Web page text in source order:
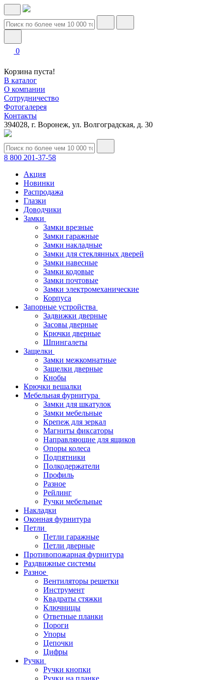
0
Корзина пуста!
В каталог
О компании
Сотрудничество
Фотогалерея
Контакты
394028, г. Воронеж, ул. Волгоградская, д. 30
8 800 201-37-58
Акция
Новинки
Распродажа
Глазки
Доводчики
Замки
Замки врезные
Замки гаражные
Замки накладные
Замки для стеклянных дверей
Замки навесные
Замки кодовые
Замки почтовые
Замки электромеханические
Корпуса
Запорные устройства
Задвижки дверные
Засовы дверные
Крючки дверные
Шпингалеты
Защелки
Замки межкомнатные
Защелки дверные
Кнобы
Крючки вешалки
Мебельная фурнитура
Замки для шкатулок
Замки мебельные
Крепеж для зеркал
Магниты фиксаторы
Направляющие для ящиков
Опоры колеса
Подпятники
Полкодержатели
Профиль
Разное
Рейлинг
Ручки мебельные
Накладки
Оконная фурнитура
Петли
Петли гаражные
Петли дверные
Противопожарная фурнитура
Раздвижные системы
Разное
Вентиляторы решетки
Инструмент
Квадраты стяжки
Ключницы
Ответные планки
Пороги
Упоры
Цепочки
Цифры
Ручки
Ручки кнопки
Ручки на планке